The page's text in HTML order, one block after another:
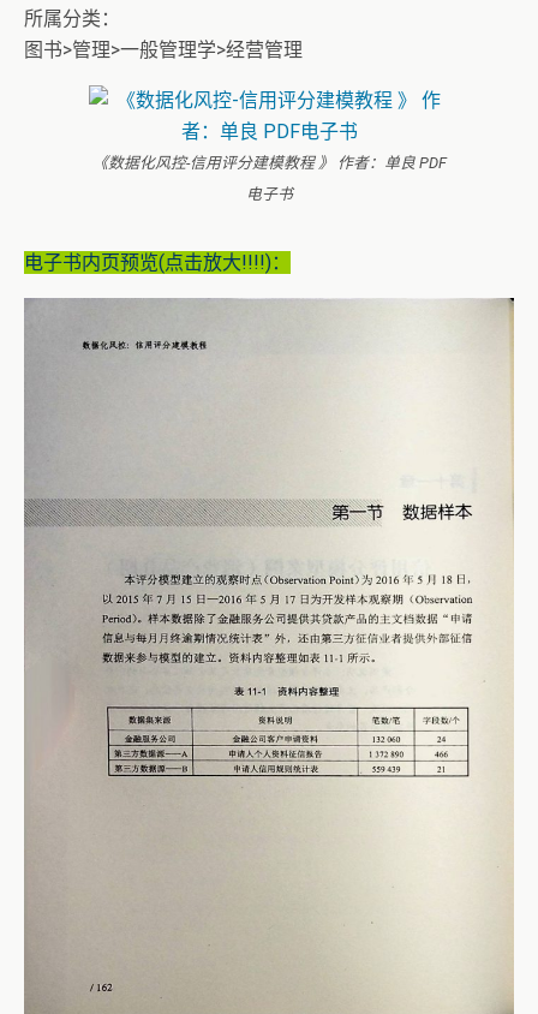
所属分类：
图书>管理>一般管理学>经营管理
《数据化风控-信用评分建模教程 》 作者：单良 PDF
电子书
电子书内页预览(点击放大!!!!)：